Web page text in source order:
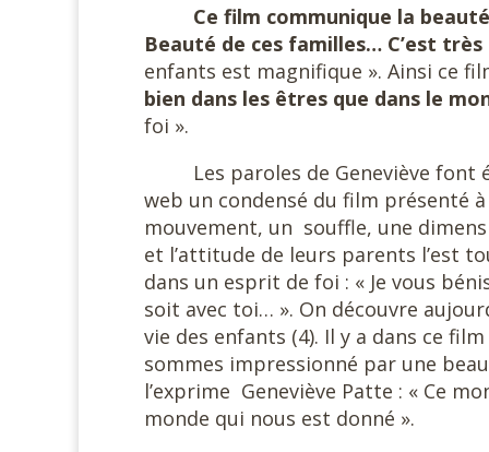
Ce film communique la
Beauté de ces familles… C’est
enfants est magnifique ». Ainsi ce
bien dans les êtres que dans le
foi ».
Les paroles de Geneviève font
web un condensé du film présenté
mouvement, un souffle, une
et l’attitude de leurs parents l’est
dans un esprit de foi : « Je vous
soit avec toi… ». On découvre
vie des enfants (4). Il y a dans ce
sommes impressionné par une
l’exprime Geneviève Patte : « Ce
monde qui nous est donné ».